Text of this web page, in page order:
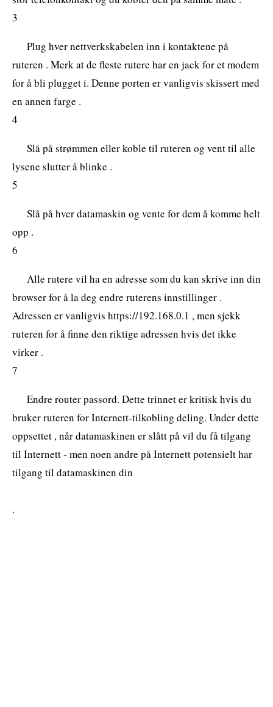
3
Plug hver nettverkskabelen inn i kontaktene på
ruteren . Merk at de fleste rutere har en jack for et modem
for å bli plugget i. Denne porten er vanligvis skissert med
en annen farge .
4
Slå på strømmen eller koble til ruteren og vent til alle
lysene slutter å blinke .
5
Slå på hver datamaskin og vente for dem å komme helt
opp .
6
Alle rutere vil ha en adresse som du kan skrive inn din
browser for å la deg endre ruterens innstillinger .
Adressen er vanligvis https://192.168.0.1 , men sjekk
ruteren for å finne den riktige adressen hvis det ikke
virker .
7
Endre router passord. Dette trinnet er kritisk hvis du
bruker ruteren for Internett-tilkobling deling. Under dette
oppsettet , når datamaskinen er slått på vil du få tilgang
til Internett - men noen andre på Internett potensielt har
tilgang til datamaskinen din
.